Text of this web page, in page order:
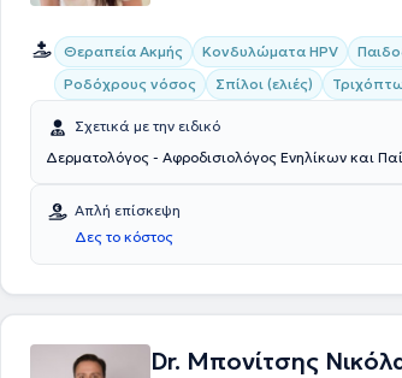
Θεραπεία Ακμής Κονδυλώματα HPV
Ροδόχρους νόσος
Σπίλοι (ελιές)
Σχετικά με την ειδικό
Δερματολόγος - Αφροδισιολόγος Ενηλίκων και
Απλή επίσκεψη
Δες το κόστος
Dr. Μπονίτσης